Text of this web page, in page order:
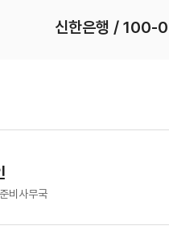
신한은행 / 100-
비사무국